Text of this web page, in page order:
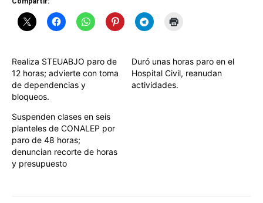
Realiza STEUABJO paro de
12 horas; advierte con toma
de dependencias y
bloqueos.
Duró unas horas paro en el
Hospital Civil, reanudan
actividades.
Suspenden clases en seis
planteles de CONALEP por
paro de 48 horas;
denuncian recorte de horas
y presupuesto